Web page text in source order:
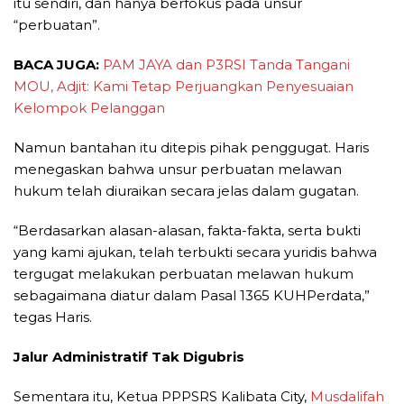
“perbuatan”.
BACA JUGA: PAM JAYA dan P3RSI Tanda Tangani
MOU, Adjit: Kami Tetap Perjuangkan Penyesuaian
Kelompok Pelanggan
Namun bantahan itu ditepis pihak penggugat. Haris
menegaskan bahwa unsur perbuatan melawan
hukum telah diuraikan secara jelas dalam gugatan.
“Berdasarkan alasan-alasan, fakta-fakta, serta bukti
yang kami ajukan, telah terbukti secara yuridis bahwa
tergugat melakukan perbuatan melawan hukum
sebagaimana diatur dalam Pasal 1365 KUHPerdata,”
tegas Haris.
Jalur Administratif Tak Digubris
Sementara itu, Ketua PPPSRS Kalibata City, Musdalifah